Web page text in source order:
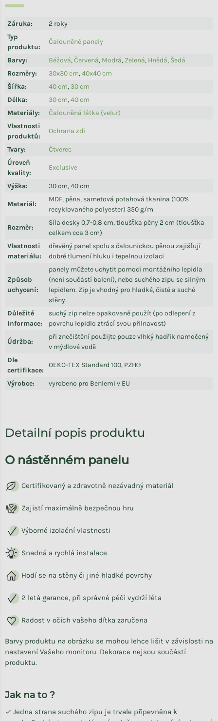
Záruka:
2 roky
Typ
produktu:
Čalouněné panely
Barvy: Béžová,Červená, Modrá, Zelená, Hnědá, Šedá
Rozměry: 30x30 cm,40x40 cm
Šířka: 40 cm, 30 cm
Délka: 30 cm,40 cm
Materiály:
Čalouněná látka (velur)
Vlastnosti
produktů:
Ochrana zdi
Tvary:
Čtverec
Úroveň
kvality:
Exclusive
Výška: 30 cm, 40 cm
Materiál:
MDF, pěna, sametová potahová tkanina (100%
recyklovaného polyester) 350 g/m
Rozměr:
Síla desky 0,7-0,8 cm, tloušťka pěny 2 cm (tloušťka
celkem cca 3 cm)
Vlastnosti
materiálu:
dřevěný panel spolu s čalounickou pěnou zajišťují
dobré tlumení hluku i tepelnou izolaci
Způsob
uchycení:
panely můžete uchytit pomocí montážního lepidla
(není součástí balení), nebo suchého zipu se silným
lepidlem. Zip je vhodný pro hladké, čisté a suché
stěny.
Důležité
informace:
suchý zip nelze opakovaně použít (po odlepení z
povrchu lepidlo ztrácí svou přilnavost)
Údržba:
při znečištění použijte pouze vlhký hadřík namočený
v mýdlové vodě
Dle
certifikace:
OEKO-TEX Standard 100, PZH®
Výrobce: vyrobeno pro Benlemi v EU
Detailní popis produktu
O nástěnném panelu
Certifikovaný a zdravotně nezávadný materiál
Zajistí maximálně bezpečnou hru
Výborné izolační vlastnosti
Snadná a rychlá instalace
Hodí se na stěny či jiné hladké povrchy
2 letá garance, při správné péči vydrží léta
Radost v očích vašeho dítka zaručena
Barvy produktu na obrázku se mohou lehce lišit v závislosti na
nastavení Vašeho monitoru. Dekorace nejsou součástí
produktu.
Jak na to ?
✓ Jedna strana suchého zipu je trvale připevněna k